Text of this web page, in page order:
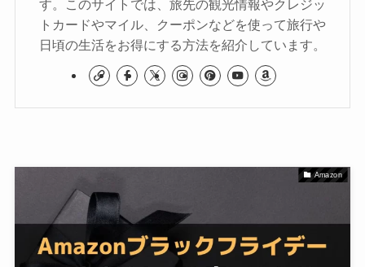
す。このサイトでは、旅先の観光情報やクレジッ
トカードやマイル、クーポンなどを使って旅行や
日頃の生活をお得にする方法を紹介しています。
Amazon